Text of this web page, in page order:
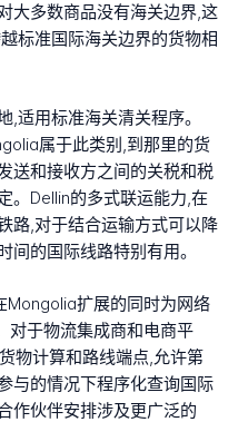
大多数商品没有海关边界,这
标准国际海关边界的货物相
,适用标准海关清关程序。
属于此类别,到那里的货
送和接收方之间的关税和税
。Dellin的多式联运能力,在
路,对于结合运输方式可以降
间的国际线路特别有用。
扩展的同时为网络
于物流集成商和电商平
物计算和路线端点,允许第
与的情况下程序化查询国际
作伙伴安排涉及更广泛的